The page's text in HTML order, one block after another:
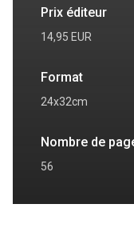
Prix éditeur
14,95 EUR
Format
24x32cm
Nombre de
56